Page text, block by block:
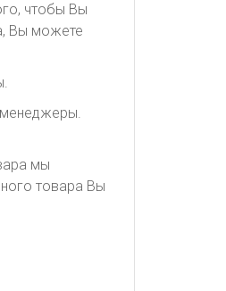
чтобы Вы
Вы можете
менеджеры.
мы
товара Вы